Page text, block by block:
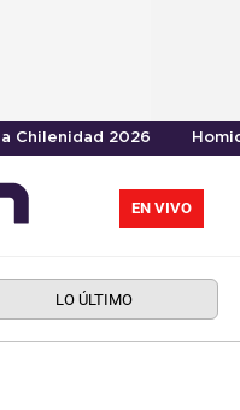
Chilenidad 2026
EN VIVO
LO ÚLTIMO